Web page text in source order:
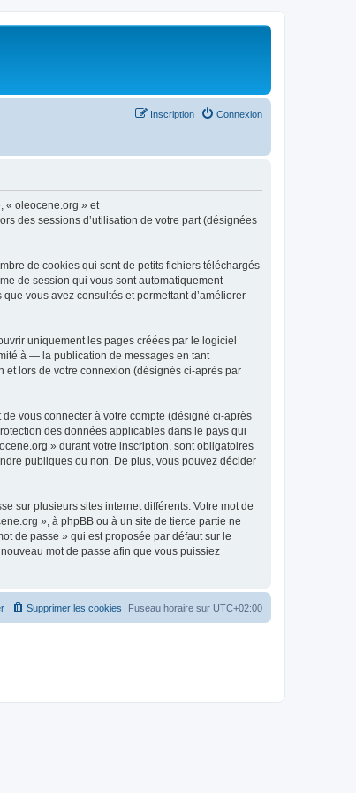
Connexion
Inscription
« oleocene.org » et
des sessions d’utilisation de votre part (désignées
de cookies qui sont de petits fichiers téléchargés
de session qui vous sont automatiquement
vous avez consultés et permettant d’améliorer
uniquement les pages créées par le logiciel
à — la publication de messages en tant
et lors de votre connexion (désignés ci-après par
vous connecter à votre compte (désigné ci-après
des données applicables dans le pays qui
» durant votre inscription, sont obligatoires
publiques ou non. De plus, vous pouvez décider
sur plusieurs sites internet différents. Votre mot de
», à phpBB ou à un site de tierce partie ne
de passe » qui est proposée par défaut sur le
mot de passe afin que vous puissiez
Fuseau horaire sur UTC+02:00
Supprimer les cookies